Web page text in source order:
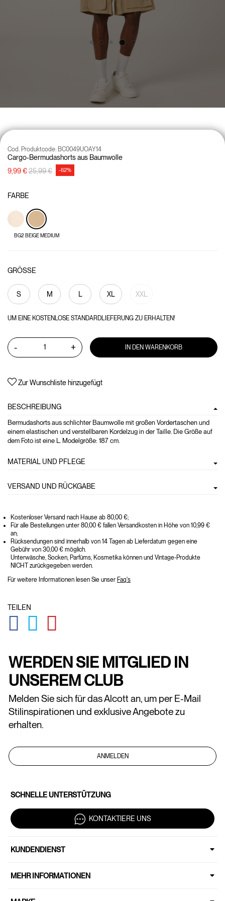
Cargo-Bermudashorts aus Baumwolle
Cod. Produktcode: BC0049UOAY14
9,99 €Preisreduzierung von
25,99 €auf-62%
FARBE
BG2 BEIGE MEDIUM
GRÖSSE
S M L XL XXL
UM EINE KOSTENLOSE STANDARDLIEFERUNG ZU ERHALTEN!
- + IN DEN WARENKORB
Zur Wunschliste hinzugefügt
BESCHREIBUNG
Bermudashorts aus schlichter Baumwolle mit großen Vordertaschen und
einem elastischen und verstellbaren Kordelzug in der Taille. Die Größe auf
dem Foto ist eine L. Modelgröße: 187 cm.
MATERIAL UND PFLEGE
VERSAND UND RÜCKGABE
Kostenloser Versand nach Hause ab 80,00 €;
Für alle Bestellungen unter 80,00 € fallen Versandkosten in Höhe von 10,99 €
an;
Rücksendungen sind innerhalb von 14 Tagen ab Lieferdatum gegen eine
Gebühr von 30,00 € möglich.
Unterwäsche, Socken, Parfüms, Kosmetika können und Vintage-Produkte
NICHT zurückgegeben werden.
Für weitere Informationen lesen Sie unser Faq's
TEILEN
GLOBAL.SOCIALSHARE.FACEBOOK
GLOBAL.SOCIALSHARE.TWITTER
WERDEN SIE MITGLIED IN
UNSEREM CLUB
Melden Sie sich für das Alcott an, um per E-Mail
Stilinspirationen und exklusive Angebote zu
erhalten.
ANMELDEN
SCHNELLE UNTERSTÜTZUNG
KONTAKTIERE UNS
KUNDENDIENST
MEHR INFORMATIONEN